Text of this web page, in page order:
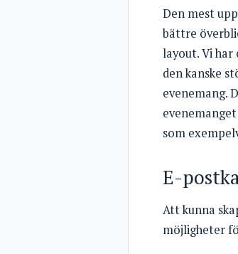
Den mest
bättre
layout. Vi
den kanske
evenemang.
som
E-
Att kunna
möjligheter